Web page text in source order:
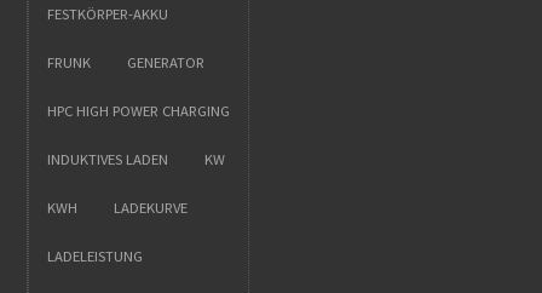
FESTKÖRPER-AKKU
FRUNK GENERATOR
HPC HIGH POWER CHARGING
INDUKTIVES LADEN KW
KWH LADEKURVE
LADELEISTUNG